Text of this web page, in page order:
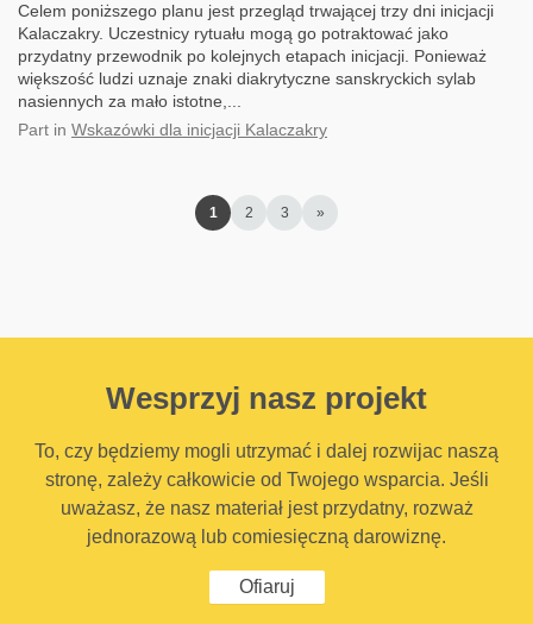
Celem poniższego planu jest przegląd trwającej trzy dni inicjacji
Kalaczakry. Uczestnicy rytuału mogą go potraktować jako
przydatny przewodnik po kolejnych etapach inicjacji. Ponieważ
większość ludzi uznaje znaki diakrytyczne sanskryckich sylab
nasiennych za mało istotne,...
Part in Wskazówki dla inicjacji Kalaczakry
1 2 3 »
Wesprzyj nasz projekt
To, czy będziemy mogli utrzymać i dalej rozwijac naszą
stronę, zależy całkowicie od Twojego wsparcia. Jeśli
uważasz, że nasz materiał jest przydatny, rozważ
jednorazową lub comiesięczną darowiznę.
Ofiaruj